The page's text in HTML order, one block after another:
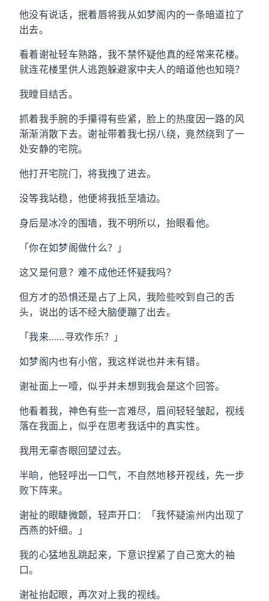
他没有说话，抿着唇将我从如梦阁内的一条暗道拉了
出去。
看着谢祉轻车熟路，我不禁怀疑他真的经常来花楼。
就连花楼里供人逃跑躲避家中夫人的暗道他也知晓？
我瞠目结舌。
抓着我手腕的手攥得有些紧，脸上的热度因一路的风
渐渐消散下去。谢祉带着我七拐八绕，竟然绕到了一
处安静的宅院。
他打开宅院门，将我拽了进去。
没等我站稳，他便将我抵至墙边。
身后是冰冷的围墙，我不明所以，抬眼看他。
「你在如梦阁做什么？」
这又是何意？难不成他还怀疑我吗？
但方才的恐惧还是占了上风，我险些咬到自己的舌
头，说出的话不经大脑便蹦了出去。
「我来……寻欢作乐？」
如梦阁内也有小倌，我这样说也并未有错。
谢祉面上一噎，似乎并未想到我会是这个回答。
他看着我，神色有些一言难尽，眉间轻轻皱起，视线
落在我面上，似乎在思考我话中的真实性。
我用无辜杏眼回望过去。
半晌，他轻呼出一口气，不自然地移开视线，先一步
败下阵来。
谢祉的眼睫微颤，轻声开口：「我怀疑渝州内出现了
西燕的奸细。」
我的心猛地乱跳起来，下意识捏紧了自己宽大的袖
口。
谢祉抬起眼，再次对上我的视线。